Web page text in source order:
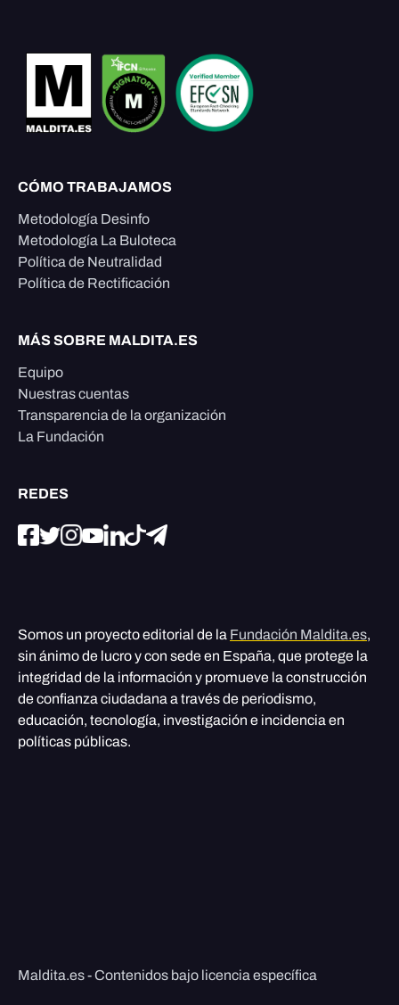
CÓMO TRABAJAMOS
Metodología Desinfo
Metodología La Buloteca
Política de Neutralidad
Política de Rectificación
MÁS SOBRE MALDITA.ES
Equipo
Nuestras cuentas
Transparencia de la organización
La Fundación
REDES
Somos un proyecto editorial de la Fundación Maldita.es,
sin ánimo de lucro y con sede en España, que protege la
integridad de la información y promueve la construcción
de confianza ciudadana a través de periodismo,
educación, tecnología, investigación e incidencia en
políticas públicas.
Maldita.es - Contenidos bajo licencia específica